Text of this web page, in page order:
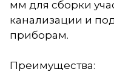
мм для сборки
канализации и
приборам.
Преимущества: